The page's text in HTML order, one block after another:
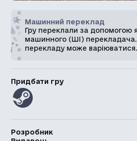
Машинний переклад
Гру переклали за допомогою
машинного (ШІ) перекладача.
перекладу може варіюватися.
Придбати гру
Розробник